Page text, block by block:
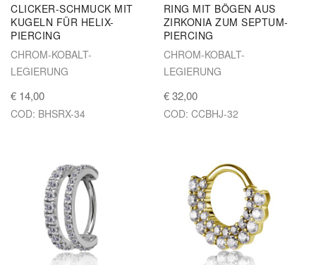
CLICKER-SCHMUCK MIT
KUGELN FÜR HELIX-
PIERCING
CHROM-KOBALT-
LEGIERUNG
€ 14,00
COD: BHSRX-34
RING MIT BÖGEN AUS
ZIRKONIA ZUM SEPTUM-
PIERCING
CHROM-KOBALT-
LEGIERUNG
€ 32,00
COD: CCBHJ-32